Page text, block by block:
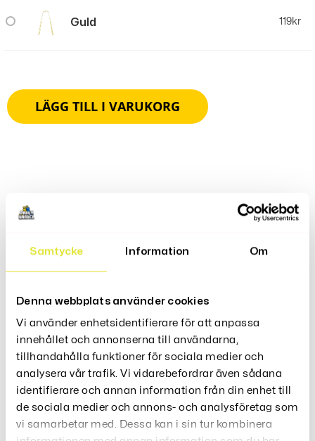
Samtycke Information Om
Denna webbplats använder cookies
Vi använder enhetsidentifierare för att anpassa
innehållet och annonserna till användarna,
tillhandahålla funktioner för sociala medier och
analysera vår trafik. Vi vidarebefordrar även sådana
identifierare och annan information från din enhet till
de sociala medier och annons- och analysföretag som
vi samarbetar med. Dessa kan i sin tur kombinera
Guld 119kr
LÄGG TILL I VARUKORG
Produktbeskrivning
Tillverkad Av Högkvalitativt Rostfritt Stål, Är Denna Skrapa
Effektiv För Att Avlägsna Beläggningar Och Bakterier Från
Och Optimal Oral Hälsa.
Den U-Formade Designen Gör Den Enkel Att Använda Och
Den Är Skonsam Mot Tungans Yta. En Oumbärlig Del Av
Din Dagliga Munvårdsrutin För En Ren Och Frisk Mun.
Storlek: Cirka 13,5 * 6 cm
Material: Rostfritt stål